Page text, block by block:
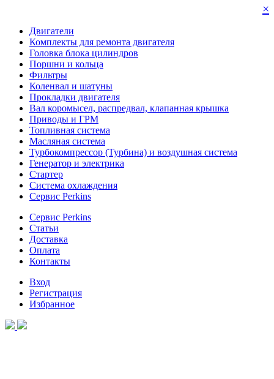
×
Двигатели
Комплекты для ремонта двигателя
Головка блока цилиндров
Поршни и кольца
Фильтры
Коленвал и шатуны
Прокладки двигателя
Вал коромысел, распредвал, клапанная крышка
Приводы и ГРМ
Топливная система
Масляная система
Турбокомпрессор (Турбина) и воздушная система
Генератор и электрика
Стартер
Система охлаждения
Сервис Perkins
Сервис Perkins
Статьи
Доставка
Оплата
Контакты
Вход
Регистрация
Избранное